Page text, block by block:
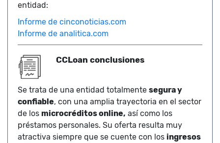
entidad:
Informe de cinconoticias.com
Informe de analitica.com
CCLoan conclusiones
Se trata de una entidad totalmente segura y
confiable, con una amplia trayectoria en el sector
de los microcréditos online, así como los
préstamos personales. Su oferta resulta muy
atractiva siempre que se cuente con los ingresos